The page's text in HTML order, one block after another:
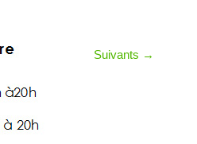
Suivants →